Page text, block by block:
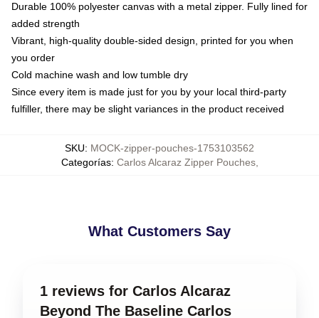
Durable 100% polyester canvas with a metal zipper. Fully lined for
added strength
Vibrant, high-quality double-sided design, printed for you when
you order
Cold machine wash and low tumble dry
Since every item is made just for you by your local third-party
fulfiller, there may be slight variances in the product received
SKU: MOCK-zipper-pouches-1753103562
Categorías: Carlos Alcaraz Zipper Pouches,
What Customers Say
1 reviews for Carlos Alcaraz
Beyond The Baseline Carlos